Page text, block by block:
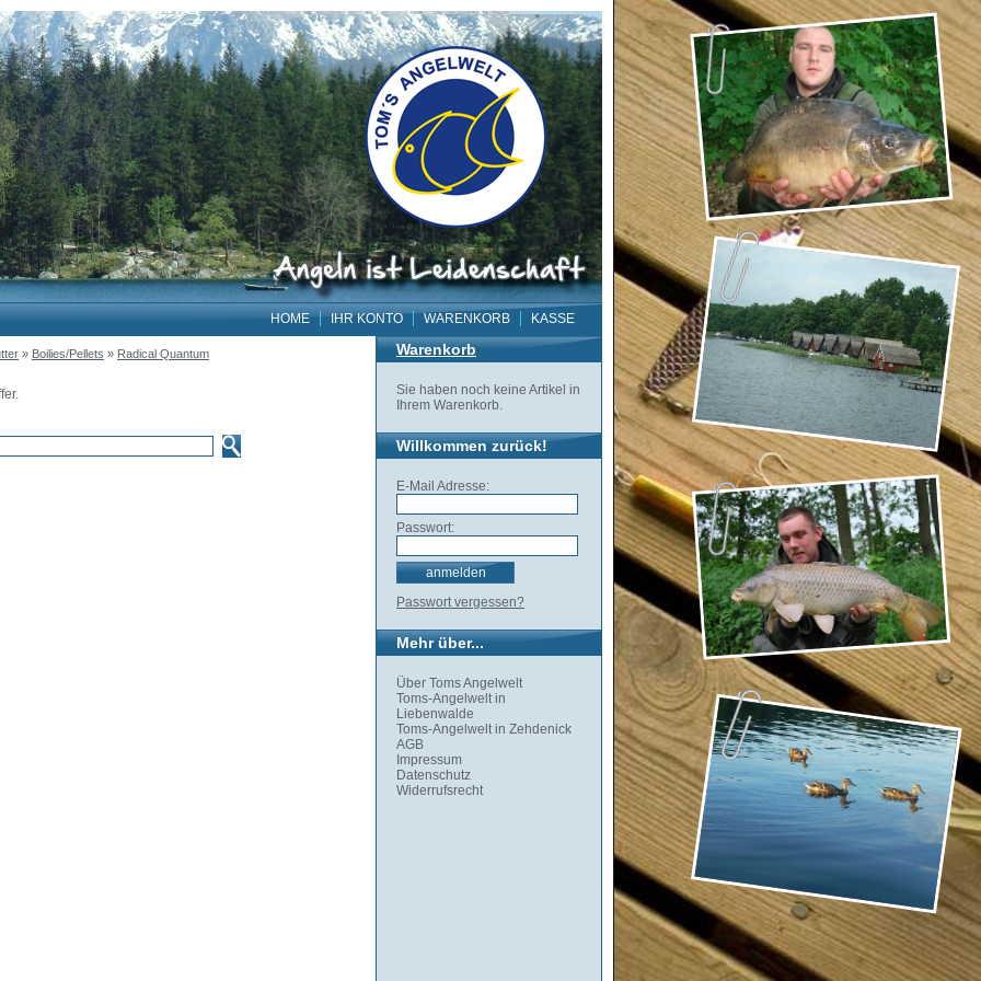
HOME IHR KONTO WARENKORB KASSE
» Boilies/Pellets » Radical Quantum Warenkorb
Sie haben noch keine Artikel in
Ihrem Warenkorb.
Willkommen zurück!
E-Mail Adresse:
Passwort:
Passwort vergessen?
Mehr über...
Über Toms Angelwelt
Toms-Angelwelt in
Liebenwalde
Toms-Angelwelt in Zehdenick
AGB
Impressum
Datenschutz
Widerrufsrecht